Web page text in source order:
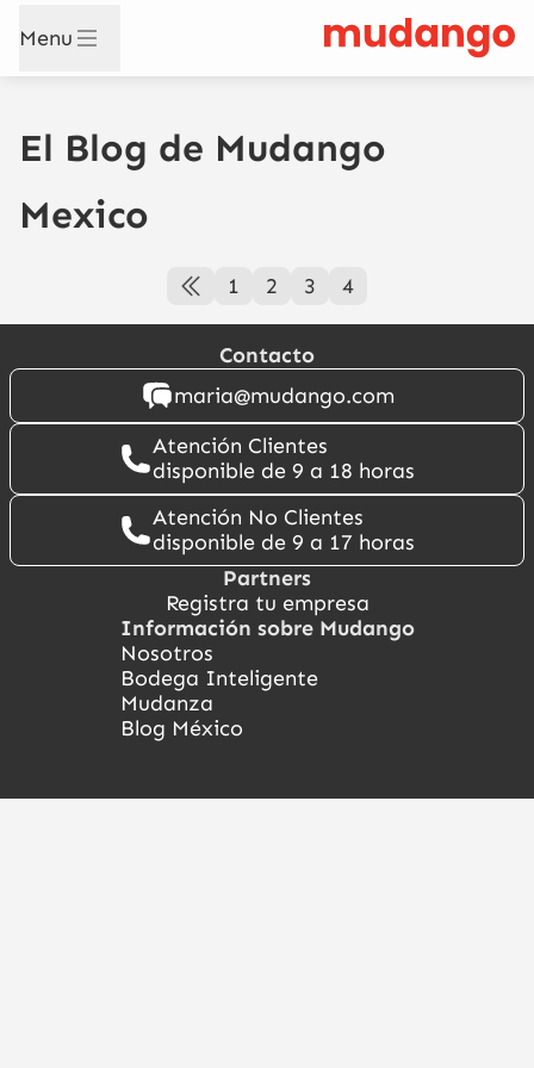
Menu
El Blog de Mudango
Mexico
1 2 3 4
Contacto
maria@mudango.com
Atención Clientes
disponible de 9 a 18 horas
Atención No Clientes
disponible de 9 a 17 horas
Partners
Registra tu empresa
Información sobre Mudango
Nosotros
Bodega Inteligente
Mudanza
Blog México